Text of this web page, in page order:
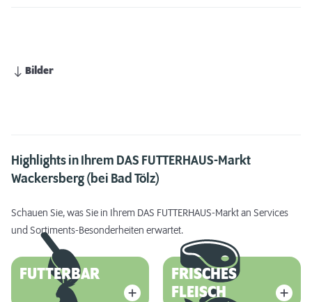
Bilder
Highlights in Ihrem DAS FUTTERHAUS-Markt
Wackersberg (bei Bad Tölz)
Schauen Sie, was Sie in Ihrem DAS FUTTERHAUS-Markt an Services
und Sortiments-Besonderheiten erwartet.
FUTTERBAR
FRISCHES
FLEISCH